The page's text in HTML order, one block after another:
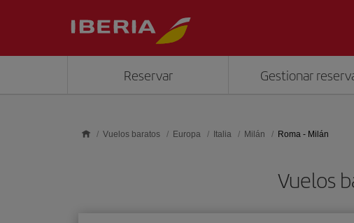
Reservar Gestionar
Vuelos baratos Europa Italia Milán Roma - Milán
Vuelos